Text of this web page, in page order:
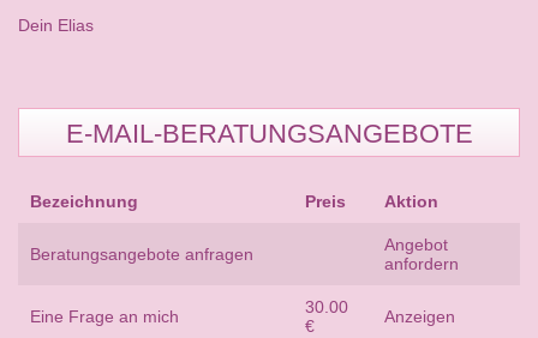
Dein Elias
E-MAIL-BERATUNGSANGEBOTE
Bezeichnung Preis Aktion
Beratungsangebote anfragen
Angebot
anfordern
Eine Frage an mich
30.00
€
Anzeigen